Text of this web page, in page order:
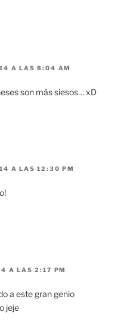
A LAS 8:04 AM
son más siesos… xD
A LAS 12:30 PM
A LAS 2:17 PM
a este gran genio
jeje